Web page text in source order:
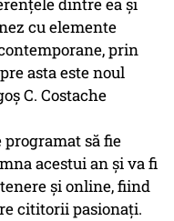
dintre ea și
cu elemente
prin
asta este noul
C. Costache
să fie
acestui an și va fi
și online, fiind
cititorii pasionați.